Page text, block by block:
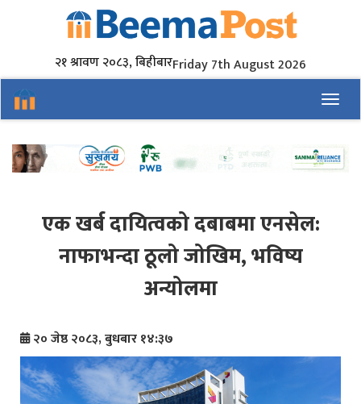
२१ श्रावण २०८३, बिहीबारFriday 7th August 2026
एक खर्ब दायित्वको दबाबमा एनसेल:
नाफाभन्दा ठूलो जोखिम, भविष्य
अन्योलमा
२० जेष्ठ २०८३, बुधबार १४:३७